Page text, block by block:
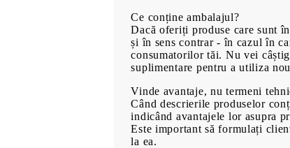
Ce conține ambalajul?
Dacă oferiți produse care sunt
și în sens contrar - în cazul în
consumatorilor tăi. Nu vei
suplimentare pentru a utiliza
Vinde avantaje, nu termeni
Când descrierile produselor
indicând avantajele lor asupra
Este important să formulați
la ea.